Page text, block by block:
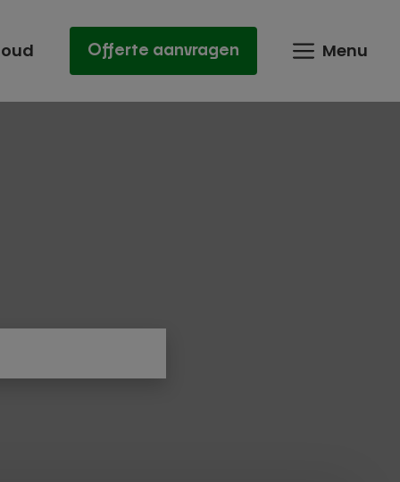
Offerte aanvragen Menu